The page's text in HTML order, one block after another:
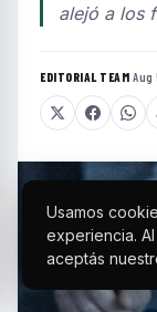
alejó a los
EDITORIAL TEAM·Aug
Usamos
experiencia.
aceptás